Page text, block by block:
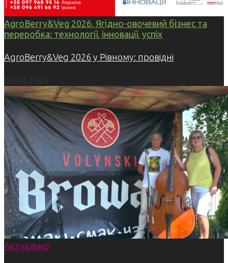
AgroBerry&Veg 2026. Ягідно-овочевий бізнес та
переробка: технології, інновації, успіх
AgroBerry&Veg 2026 у Рівному: провідні
Актуально